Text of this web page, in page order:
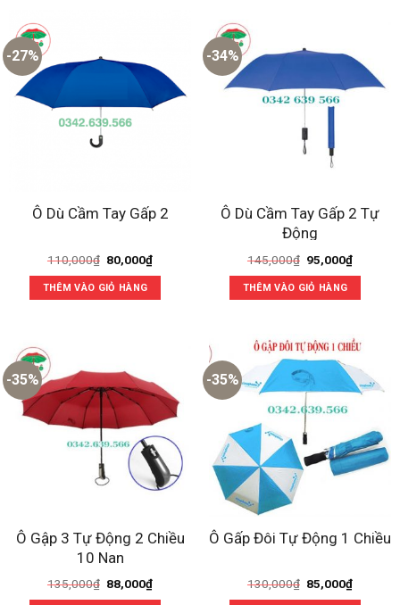
-27%
Ô Dù Cầm Tay Gấp 2
110,000₫ Giá
gốc
là:
110,000₫.
80,000₫Giá
THÊM VÀO GIỎ HÀNG
-34%
Ô Dù Cầm Tay Gấp 2 Tự
Động
145,000₫ Giá
gốc
là:
145,000₫.
95,000₫Giá
THÊM VÀO GIỎ HÀNG
-35%
Ô Gập 3 Tự Động 2 Chiều
10 Nan
135,000₫ Giá
gốc
88,000₫Giá
-35%
Ô Gấp Đôi Tự Động 1 Chiều
130,000₫ Giá
gốc
85,000₫Giá